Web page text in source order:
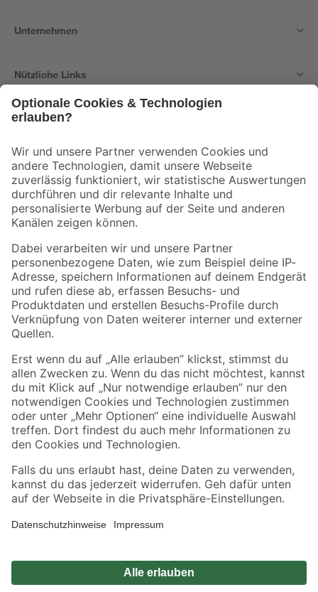
Unternehmen
Nützliche Links
Der toom Newsletter: Keine Angebote und Aktionen mehr verpassen!
Zur Newsletter Anmeldung
Folge uns
Zahlungsarten Versandarten
Sicher einkaufen
Jetzt die toom-App herunterladen
Alle Preisangaben in EUR inkl. gesetzl. MwSt.. Die dargestellten Angebote sind unter
Umständen nicht in allen Märkten verfügbar. Die angegebenen Verfügbarkeiten beziehen
Produkte nur solange der Vorrat reicht.
*Paketversand ab 59 € versandkostenfrei, gilt nicht für Artikel mit Speditionsversand, hier
Privatsphäre Impressum
Nutzungsbedingungen
Widerrufsrecht Vertrag widerrufen